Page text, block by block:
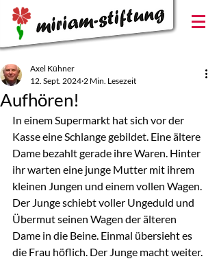
Aufhören!
Axel Kühner
12. Sept. 2024 2 Min. Lesezeit
In einem Supermarkt hat sich vor der
Kasse eine Schlange gebildet. Eine ältere
Dame bezahlt gerade ihre Waren. Hinter
ihr warten eine junge Mutter mit ihrem
kleinen Jungen und einem vollen Wagen.
Der Junge schiebt voller Ungeduld und
Übermut seinen Wagen der älteren
Dame in die Beine. Einmal übersieht es
die Frau höflich. Der Junge macht weiter.